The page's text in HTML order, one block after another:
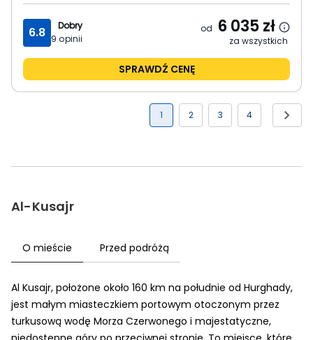
6.8
Dobry
9 opinii
od 6 035zł
za wszystkich
SPRAWDŹ CENĘ
1 2 3 4
Al-Kusajr
O mieście Przed podróżą
Al Kusajr, położone około 160 km na południe od Hurghady,
jest małym miasteczkiem portowym otoczonym przez
turkusową wodę Morza Czerwonego i majestatyczne,